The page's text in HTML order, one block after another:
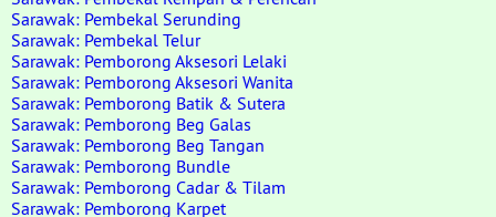
Sarawak: Pembekal Serunding
Sarawak: Pembekal Telur
Sarawak: Pemborong Aksesori Lelaki
Sarawak: Pemborong Aksesori Wanita
Sarawak: Pemborong Batik & Sutera
Sarawak: Pemborong Beg Galas
Sarawak: Pemborong Beg Tangan
Sarawak: Pemborong Bundle
Sarawak: Pemborong Cadar & Tilam
Sarawak: Pemborong Karpet